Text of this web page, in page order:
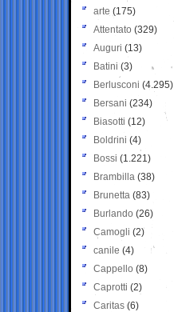
arte (175)
Attentato (329)
Auguri (13)
Batini (3)
Berlusconi (4.295)
Bersani (234)
Biasotti (12)
Boldrini (4)
Bossi (1.221)
Brambilla (38)
Brunetta (83)
Burlando (26)
Camogli (2)
canile (4)
Cappello (8)
Caprotti (2)
Caritas (6)